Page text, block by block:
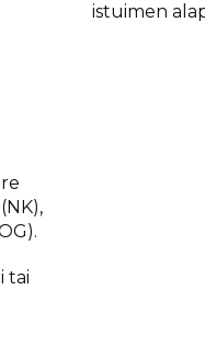
tai
istuimen